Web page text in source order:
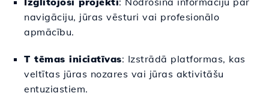
navigāciju, jūras vēsturi vai profesionālo
apmācību.
T tēmas iniciatīvas: Izstrādā platformas, kas
veltītas jūras nozares vai jūras aktivitāšu
entuziastiem.